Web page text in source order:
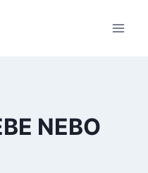
NEBO